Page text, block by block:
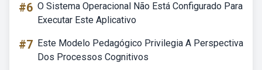
#6 O Sistema Operacional Não Está Configurado Para
Executar Este Aplicativo
#7 Este Modelo Pedagógico Privilegia A Perspectiva
Dos Processos Cognitivos